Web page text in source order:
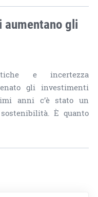
aumentano gli
e incertezza
gli investimenti
anni c’è stato un
È quanto